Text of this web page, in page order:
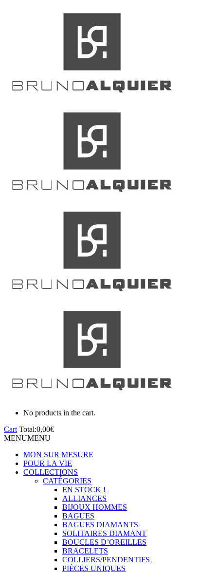
No products in the cart.
Cart Total:0,00€
MENUMENU
MON SUR MESURE
POUR LA VIE
COLLECTIONS
CATÉGORIES
EN STOCK !
ALLIANCES
BIJOUX HOMMES
BAGUES
BAGUES DIAMANTS
SOLITAIRES DIAMANT
BOUCLES D’OREILLES
BRACELETS
COLLIERS/PENDENTIFS
PIÈCES UNIQUES